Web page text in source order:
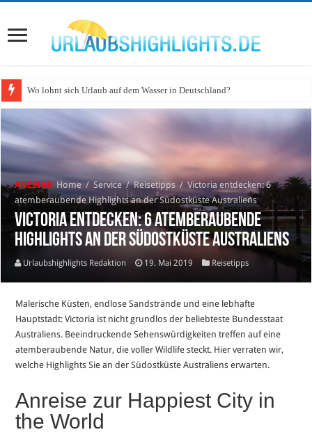
Wo lohnt sich Urlaub auf dem Wasser in Deutschland?
ANZEIGE: Home / Service / Reisetipps / Victoria entdecken: 6
atemberaubende Highlights an der Südostküste Australiens
Victoria entdecken: 6 atemberaubende
Highlights an der Südostküste Australiens
Urlaubshighlights Redaktion 19. Mai 2019 Reisetipps
Malerische Küsten, endlose Sandstrände und eine lebhafte
Hauptstadt: Victoria ist nicht grundlos der beliebteste Bundesstaat
Australiens. Beeindruckende Sehenswürdigkeiten treffen auf eine
atemberaubende Natur, die voller Wildlife steckt. Hier verraten wir,
welche Highlights Sie an der Südostküste Australiens erwarten.
Anreise zur Happiest City in
the World